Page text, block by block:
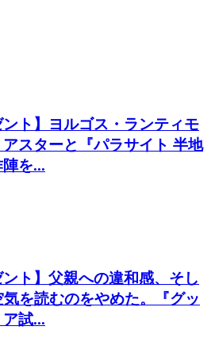
ント】ヨルゴス・ランティモ
スターと『パラサイト 半地
を...
ント】父親への違和感、そし
を読むのをやめた。『グッ
ア試...